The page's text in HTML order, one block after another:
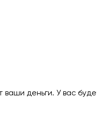
ваши деньги. У вас